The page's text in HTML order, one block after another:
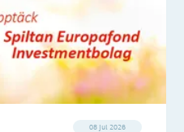
08 jul 2026